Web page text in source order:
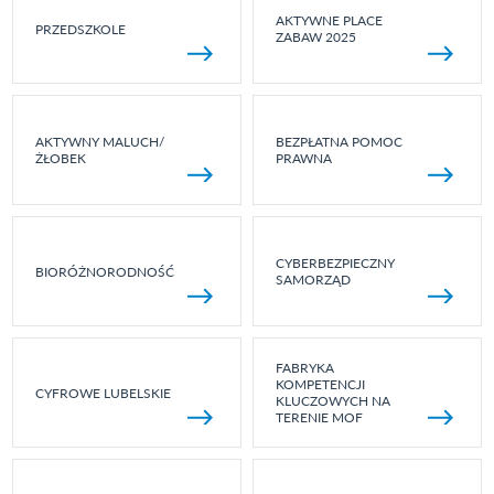
PRZEDSZKOLE
AKTYWNE PLACE
ZABAW 2025
AKTYWNY MALUCH/
ŻŁOBEK
BEZPŁATNA POMOC
PRAWNA
BIORÓŻNORODNOŚĆ
CYBERBEZPIECZNY
SAMORZĄD
CYFROWE LUBELSKIE
FABRYKA
KOMPETENCJI
KLUCZOWYCH NA
TERENIE MOF